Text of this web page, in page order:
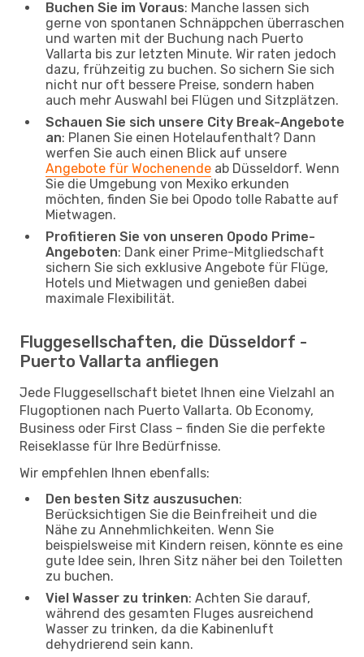
Buchen Sie im Voraus: Manche lassen sich
gerne von spontanen Schnäppchen überraschen
und warten mit der Buchung nach Puerto
Vallarta bis zur letzten Minute. Wir raten jedoch
dazu, frühzeitig zu buchen. So sichern Sie sich
nicht nur oft bessere Preise, sondern haben
auch mehr Auswahl bei Flügen und Sitzplätzen.
Schauen Sie sich unsere City Break-Angebote
an: Planen Sie einen Hotelaufenthalt? Dann
werfen Sie auch einen Blick auf unsere
Angebote für Wochenende ab Düsseldorf. Wenn
Sie die Umgebung von Mexiko erkunden
möchten, finden Sie bei Opodo tolle Rabatte auf
Mietwagen.
Profitieren Sie von unseren Opodo Prime-
Angeboten: Dank einer Prime-Mitgliedschaft
sichern Sie sich exklusive Angebote für Flüge,
Hotels und Mietwagen und genießen dabei
maximale Flexibilität.
Fluggesellschaften, die Düsseldorf -
Puerto Vallarta anfliegen
Jede Fluggesellschaft bietet Ihnen eine Vielzahl an
Flugoptionen nach Puerto Vallarta. Ob Economy,
Business oder First Class – finden Sie die perfekte
Reiseklasse für Ihre Bedürfnisse.
Wir empfehlen Ihnen ebenfalls:
Den besten Sitz auszusuchen:
Berücksichtigen Sie die Beinfreiheit und die
Nähe zu Annehmlichkeiten. Wenn Sie
beispielsweise mit Kindern reisen, könnte es eine
gute Idee sein, Ihren Sitz näher bei den Toiletten
zu buchen.
Viel Wasser zu trinken: Achten Sie darauf,
während des gesamten Fluges ausreichend
Wasser zu trinken, da die Kabinenluft
dehydrierend sein kann.